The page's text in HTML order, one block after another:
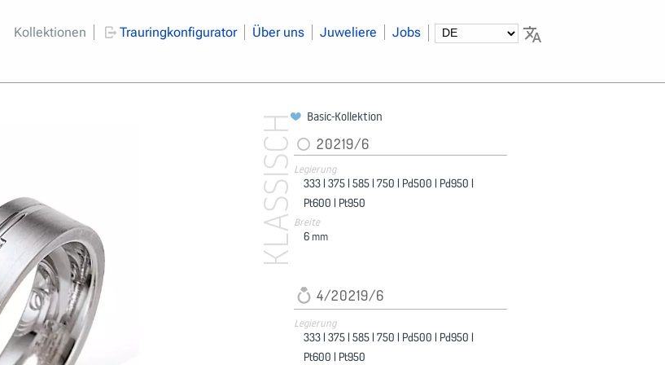
Kollektionen Trauringkonfigurator Über uns Juweliere Jobs
KLASSISCH Basic-Kollektion
20219/6
Legierung
333 | 375 | 585 | 750 | Pd500 | Pd950 |
Pt600 | Pt950
Breite
6 mm
4/20219/6
Legierung
333 | 375 | 585 | 750 | Pd500 | Pd950 |
Pt600 | Pt950